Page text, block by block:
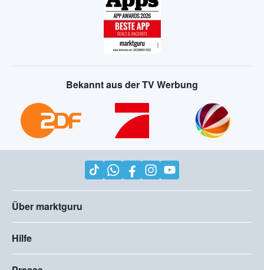
Bekannt aus der TV Werbung
Über marktguru
Hilfe